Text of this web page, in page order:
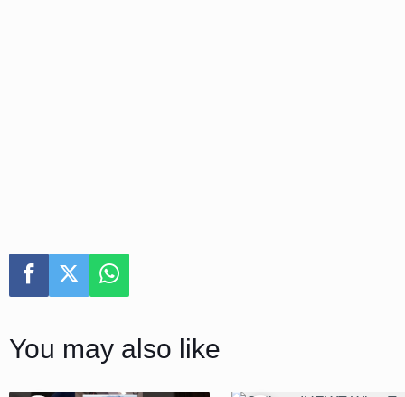
You may also like